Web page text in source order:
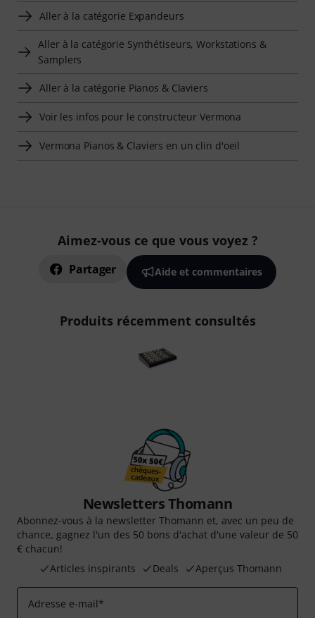
Aller à la catégorie Expandeurs
Aller à la catégorie Synthétiseurs, Workstations &
Samplers
Aller à la catégorie Pianos & Claviers
Voir les infos pour le constructeur Vermona
Vermona Pianos & Claviers en un clin d'oeil
Aimez-vous ce que vous voyez ?
Partager Aide et commentaires
Produits récemment consultés
Newsletters Thomann
Abonnez-vous à la newsletter Thomann et, avec un peu de
chance, gagnez l'un des 50 bons d'achat d'une valeur de 50
€ chacun!
Articles inspirants
Deals Aperçus Thomann
Adresse e-mail*